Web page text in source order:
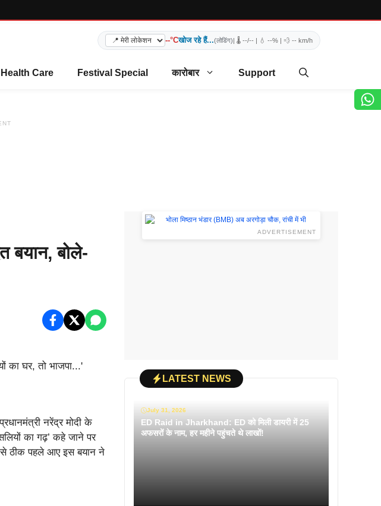
--°Cखोज रहे हैं...(लोडिंग)| 🌡️ --/-- | 💧 --% | 💨 -- km/h
Health Care Festival Special कारोबार Support
बयान, बोले-
नरेंद्र मोदी के
का गढ़’ कहे जाने पर
से ठीक पहले आए इस बयान ने
ADVERTISEMENT
LATEST NEWS
July 31, 2026
ED Raid in Jharkhand: ED को मिली डायरी में 25
अफसरों के नाम, हर महीने पहुंचते थे लाखों!